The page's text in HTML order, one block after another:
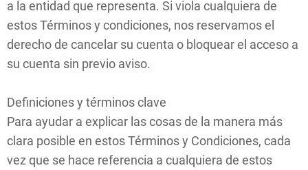
a la entidad que representa. Si viola cualquiera de
estos Términos y condiciones, nos reservamos el
derecho de cancelar su cuenta o bloquear el acceso a
su cuenta sin previo aviso.
Definiciones y términos clave
Para ayudar a explicar las cosas de la manera más
clara posible en estos Términos y Condiciones, cada
vez que se hace referencia a cualquiera de estos